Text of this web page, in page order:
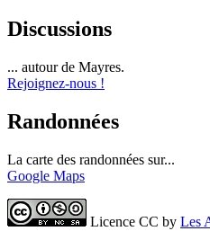
Discussions
... autour de Mayres.
Rejoignez-nous !
Randonnées
La carte des randonnées sur...
Google Maps
Licence CC by Les